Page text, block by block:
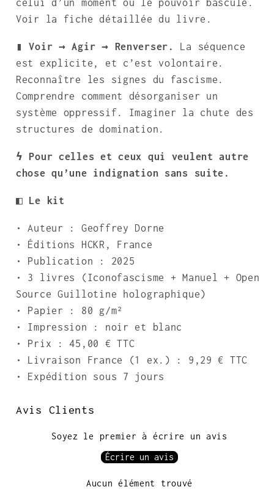
celui d’un moment où le pouvoir bascule.
Voir la fiche détaillée du livre.
▮ Voir → Agir → Renverser. La séquence
est explicite, et c’est volontaire.
Reconnaître les signes du fascisme.
Comprendre comment désorganiser un
système oppressif. Imaginer la chute des
structures de domination.
ϟ Pour celles et ceux qui veulent autre
chose qu’une indignation sans suite.
◧ Le kit
• Auteur : Geoffrey Dorne
• Éditions HCKR, France
• Publication : 2025
• 3 livres (Iconofascisme + Manuel + Open
Source Guillotine holographique)
• Papier : 80 g/m²
• Impression : noir et blanc
• Prix : 45,00 € TTC
• Livraison France (1 ex.) : 9,29 € TTC
• Expédition sous 7 jours
Avis Clients
Soyez le premier à écrire un avis
Écrire un avis
Aucun élément trouvé